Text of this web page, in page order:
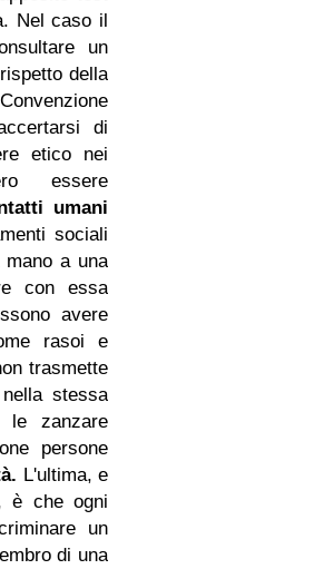
Nel caso il
un
della
di
etico nei
essere
umani
sociali
a una
con essa
avere
rasoi e
trasmette
stessa
le zanzare
persone
L'ultima, e
è che ogni
un
di una